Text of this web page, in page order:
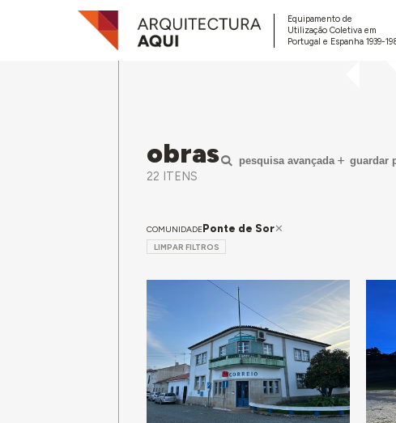
Equipamento de
Utilização Coletiva em
Portugal e Espanha 1939-
obras
22 ITENS
pesquisa avançada guardar
COMUNIDADE Ponte de Sor
LIMPAR FILTROS